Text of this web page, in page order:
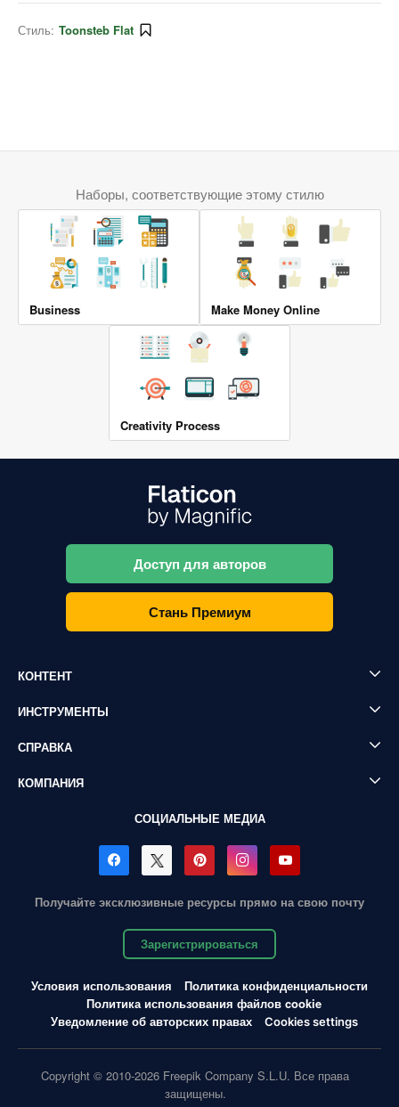
Стиль: Toonsteb Flat
Наборы, соответствующие этому стилю
Business Make Money Online
Creativity Process
Доступ для авторов
Стань Премиум
КОНТЕНТ
ИНСТРУМЕНТЫ
СПРАВКА
КОМПАНИЯ
СОЦИАЛЬНЫЕ МЕДИА
Получайте эксклюзивные ресурсы прямо на свою почту
Зарегистрироваться
Условия использования
Политика конфиденциальности
Политика использования файлов cookie
Уведомление об авторских правах
Cookies settings
Copyright © 2010-2026 Freepik Company S.L.U. Все права
защищены.